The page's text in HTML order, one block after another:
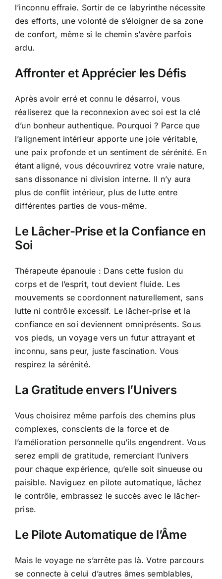
l’inconnu effraie. Sortir de ce labyrinthe nécessite
des efforts, une volonté de s’éloigner de sa zone
de confort, même si le chemin s’avère parfois
ardu.
Affronter et Apprécier les Défis
Après avoir erré et connu le désarroi, vous
réaliserez que la reconnexion avec soi est la clé
d’un bonheur authentique. Pourquoi ? Parce que
l’alignement intérieur apporte une joie véritable,
une paix profonde et un sentiment de sérénité. En
étant aligné, vous découvrirez votre vraie nature,
sans dissonance ni division interne. Il n’y aura
plus de conflit intérieur, plus de lutte entre
différentes parties de vous-même.
Le Lâcher-Prise et la Confiance en
Soi
Thérapeute épanouie : Dans cette fusion du
corps et de l’esprit, tout devient fluide. Les
mouvements se coordonnent naturellement, sans
lutte ni contrôle excessif. Le lâcher-prise et la
confiance en soi deviennent omniprésents. Sous
vos pieds, un voyage vers un futur attrayant et
inconnu, sans peur, juste fascination. Vous
respirez la sérénité.
La Gratitude envers l’Univers
Vous choisirez même parfois des chemins plus
complexes, conscients de la force et de
l’amélioration personnelle qu’ils engendrent. Vous
serez empli de gratitude, remerciant l’univers
pour chaque expérience, qu’elle soit sinueuse ou
paisible. Naviguez en pilote automatique, lâchez
le contrôle, embrassez le succès avec le lâcher-
prise.
Le Pilote Automatique de l’Âme
Mais le voyage ne s’arrête pas là. Votre parcours
se connecte à celui d’autres âmes semblables,